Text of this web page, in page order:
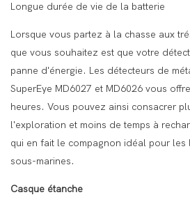
Longue durée de vie de la batterie
Lorsque vous partez à la chasse aux
que vous souhaitez est que votre
panne d'énergie. Les détecteurs de
SuperEye MD6027 et MD6026 vous
heures. Vous pouvez ainsi consacrer
l'exploration et moins de temps à
qui en fait le compagnon idéal pour les
sous-marines.
Casque étanche